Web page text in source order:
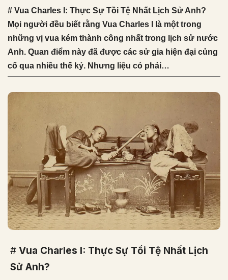
# Vua Charles I: Thực Sự Tồi Tệ Nhất Lịch Sử Anh?
Mọi người đều biết rằng Vua Charles I là một trong
những vị vua kém thành công nhất trong lịch sử nước
Anh. Quan điểm này đã được các sử gia hiện đại củng
cố qua nhiều thế kỷ. Nhưng liệu có phải…
# Vua Charles I: Thực Sự Tồi Tệ Nhất Lịch
Sử Anh?